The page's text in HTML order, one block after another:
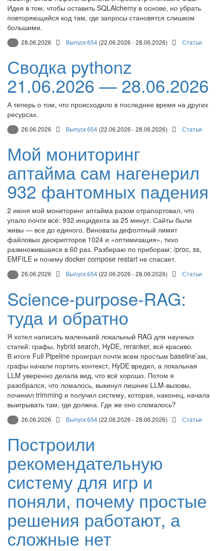
Идея в том, чтобы оставить SQLAlchemy в основе, но убрать
повторяющийся код там, где запросы становятся слишком
большими.
28.06.2026 Выпуск 654 (22.06.2026 - 28.06.2026) Статьи
Сводка pythonz
21.06.2026 — 28.06.2026
А теперь о том, что происходило в последнее время на других
ресурсах.
26.06.2026 Выпуск 654 (22.06.2026 - 28.06.2026) Статьи
Мой мониторинг
аптайма сам нагенерил
932 фантомных падения
2 июня мой мониторинг аптайма разом отрапортовал, что
упало почти всё: 932 инцидента за 25 минут. Сайты были
живы — все до единого. Виноваты дефолтный лимит
файловых дескрипторов 1024 и «оптимизация», тихо
размножившаяся в 60 раз. Разбираю по приборам: /proc, ss,
EMFILE и почему docker compose restart не спасает.
26.06.2026 Выпуск 654 (22.06.2026 - 28.06.2026) Статьи
Science‑purpose‑RAG:
туда и обратно
Я хотел написать маленький локальный RAG для научных
статей: графы, hybrid search, HyDE, reranker, всё красиво.
В итоге Full Pipeline проиграл почти всем простым baseline’ам,
графы начали портить контекст, HyDE вредил, а локальная
LLM уверенно делала вид, что всё хорошо. Потом я
разобрался, что ломалось, выкинул лишние LLM‑вызовы,
починил trimming и получил систему, которая, наконец, начала
выигрывать там, где должна. Где же оно сломалось?
26.06.2026 Выпуск 654 (22.06.2026 - 28.06.2026) Статьи
Построили
рекомендательную
систему для игр и
поняли, почему простые
решения работают, а
сложные нет